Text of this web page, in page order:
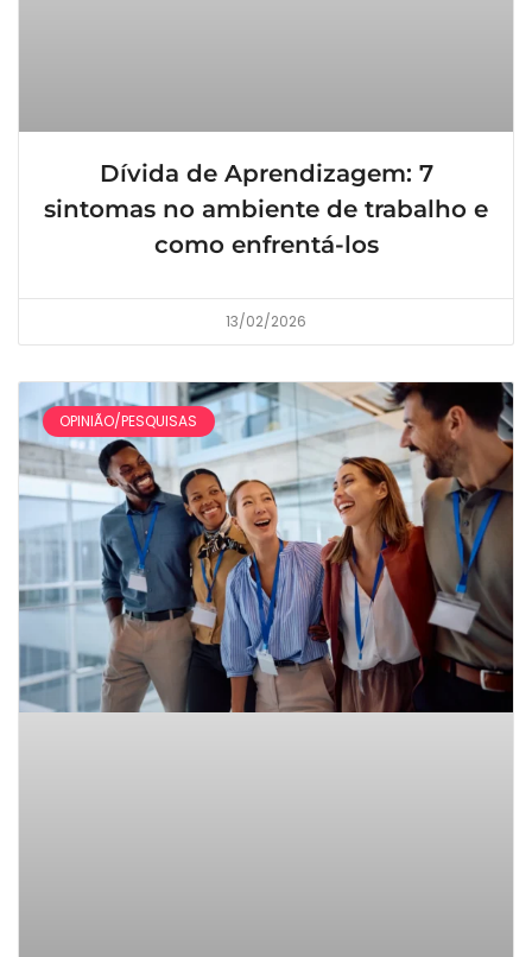
Dívida de Aprendizagem: 7
sintomas no ambiente de trabalho e
como enfrentá-los
13/02/2026
OPINIÃO/PESQUISAS